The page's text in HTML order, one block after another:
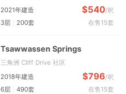
2021年建造
$540/呎
3层
200套 在售15套
Tsawwassen Springs
三角洲 Cliff Drive 社区
2018年建造
$796/呎
6层
490套 在售15套